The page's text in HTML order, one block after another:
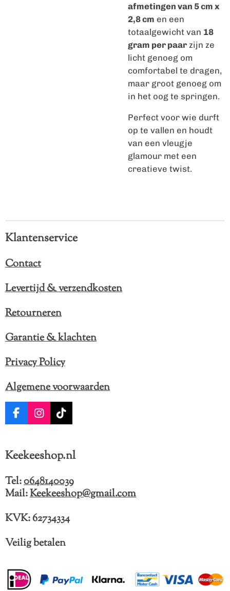
afmetingen van 5 cm x
2,8 cm en een
totaalgewicht van 18
gram per paar zijn ze
licht genoeg om
comfortabel te dragen,
maar groot genoeg om
in het oog te springen.
Perfect voor wie durft
op te vallen en houdt
van een vleugje
glamour met een
creatieve twist.
Klantenservice
Contact
Levertijd & verzendkosten
Retourneren
Garantie & klachten
Privacy Policy
Algemene voorwaarden
F
a
b
o
k
I
n
a
r
a
m
T
i
o
Keekeeshop.nl
Tel:0648140039
Mail:Keekeeshop@gmail.com
KVK: 62734334
Veilig betalen